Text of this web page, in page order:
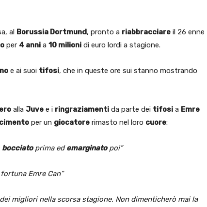
al Borussia Dortmund, pronto a riabbracciare il 26 enne
per 4 anni a 10 milioni di euro lordi a stagione.
e ai suoi tifosi, che in queste ore sui stanno mostrando
alla Juve e i ringraziamenti da parte dei tifosi a Emre
per un giocatore rimasto nel loro cuore:
bocciatoprima edemarginatopoi”
Emre Can”
migliori nella scorsa stagione. Non dimenticherò mai la